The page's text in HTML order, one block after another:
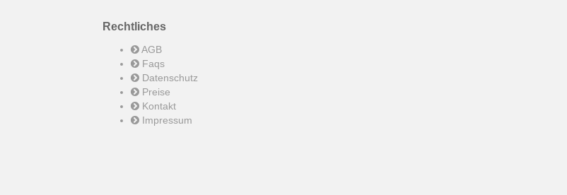
Rechtliches
AGB
Faqs
Datenschutz
Preise
Kontakt
Impressum